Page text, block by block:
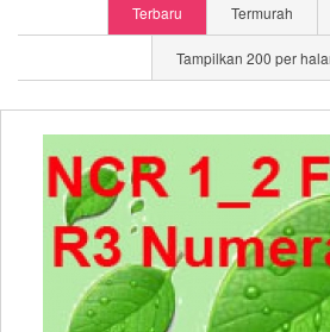
Terbaru Termurah
Tampilkan 200 per